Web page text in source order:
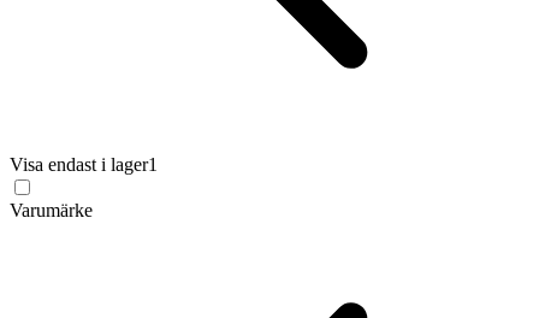
Visa endast i lager1
Varumärke